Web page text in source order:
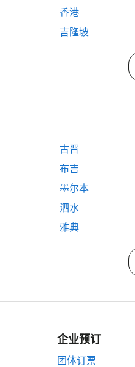
香港
吉隆坡
古晋
布吉
墨尔本
泗水
雅典
企业预订
团体订票